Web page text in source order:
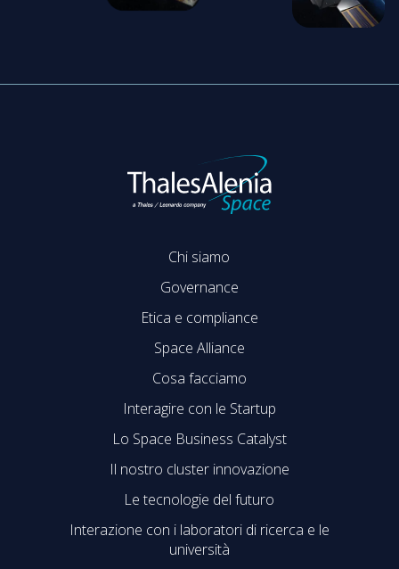
Chi siamo
Governance
Etica e compliance
Space Alliance
Cosa facciamo
Interagire con le Startup
Lo Space Business Catalyst
Il nostro cluster innovazione
Le tecnologie del futuro
Interazione con i laboratori di ricerca e le
università